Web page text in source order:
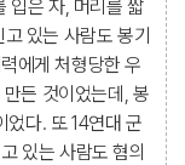
입은 자, 머리를 짧
있는 사람도 봉기
에게 처형당한 우
든 것이었는데, 봉
었다. 또 14연대 군
있는 사람도 혐의